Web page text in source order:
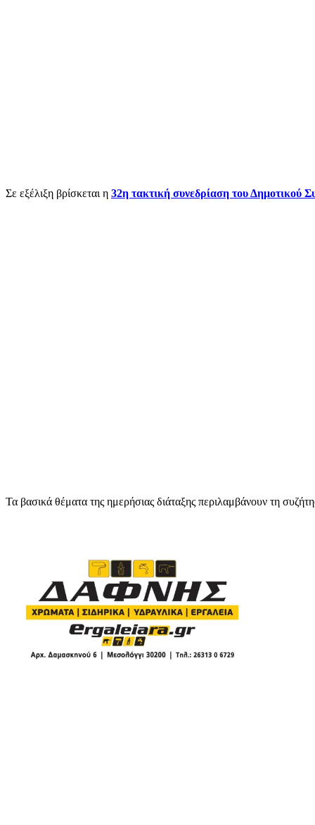
Σε εξέλιξη βρίσκεται η 32η τακτική συνεδρίαση του Δημοτικού
Τα βασικά θέματα της ημερήσιας διάταξης περιλαμβάνουν τη